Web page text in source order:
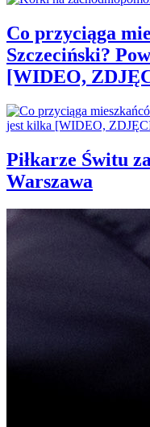
Co przyciąga
Szczeciński?
[WIDEO,
Piłkarze Świtu
Warszawa